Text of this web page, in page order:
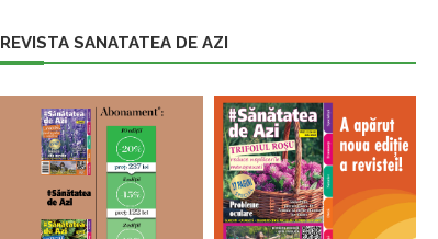
REVISTA SANATATEA DE AZI